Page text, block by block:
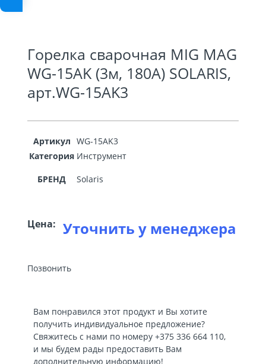
Горелка сварочная MIG MAG
WG-15AK (3м, 180А) SOLARIS,
арт.WG-15AK3
Артикул WG-15AK3
Категория Инструмент
БРЕНД Solaris
Цена: Уточнить у менеджера
Позвонить
Вам понравился этот продукт и Вы хотите
получить индивидуальное предложение?
Свяжитесь с нами по номеру +375 336 664 110,
и мы будем рады предоставить Вам
дополнительную информацию!